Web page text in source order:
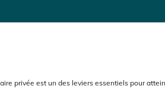
privée est un des leviers essentiels pour